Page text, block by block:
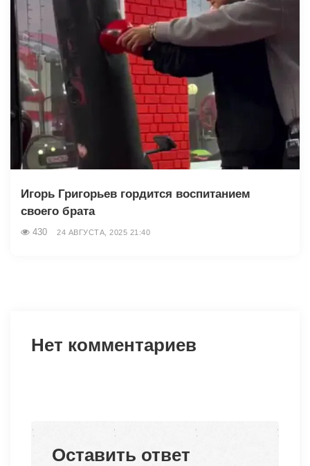
Игорь Григорьев гордится воспитанием
своего брата
430 24 АВГУСТА, 2025 21:40
Нет комментариев
Оставить ответ